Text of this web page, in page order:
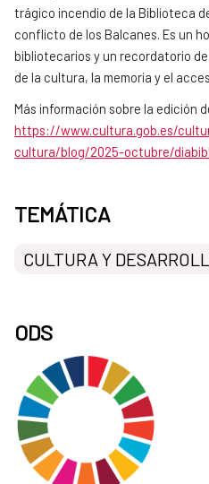
trágico incendio de la Biblioteca
conflicto de los Balcanes. Es un
bibliotecarios y un recordatorio
de la cultura, la memoria y el
Más información sobre la edición
https://www.cultura.gob.es/
cultura/blog/2025-octubre/
TEMÁTICA
CULTURA Y
ODS